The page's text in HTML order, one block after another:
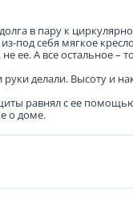
в пару к
под себя мягкое
ее. А все остальное
делали. Высоту и
равнял с ее
о доме.